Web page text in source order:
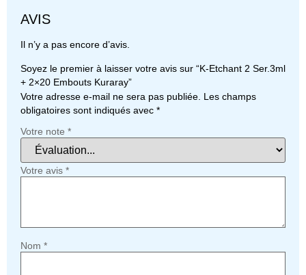
AVIS
Il n’y a pas encore d’avis.
Soyez le premier à laisser votre avis sur “K-Etchant 2 Ser.3ml
+ 2×20 Embouts Kuraray”
Votre adresse e-mail ne sera pas publiée. Les champs
obligatoires sont indiqués avec *
Votre note *
Votre avis *
Nom *